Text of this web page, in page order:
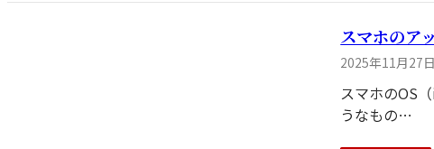
スマホのア
2025年11月27
スマホのOS
うなもの…